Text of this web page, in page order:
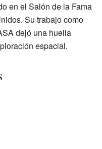
en el Salón de la Fama
Su trabajo como
dejó una huella
espacial.